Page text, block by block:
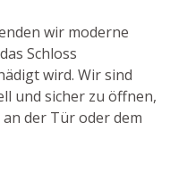
wir moderne
Schloss
wird. Wir sind
und sicher zu öffnen,
der Tür oder dem